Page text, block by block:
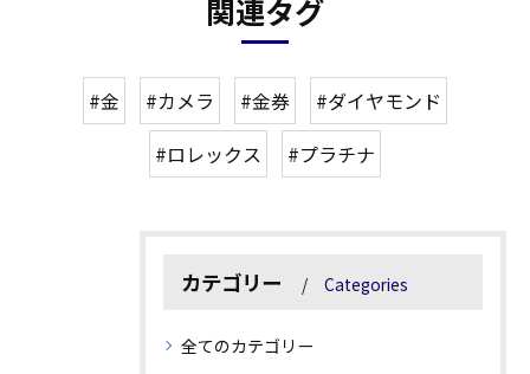
関連タグ
#金 #カメラ #金券
#ダイヤモンド
#ロレックス
#プラチナ
カテゴリー Categories
全てのカテゴリー